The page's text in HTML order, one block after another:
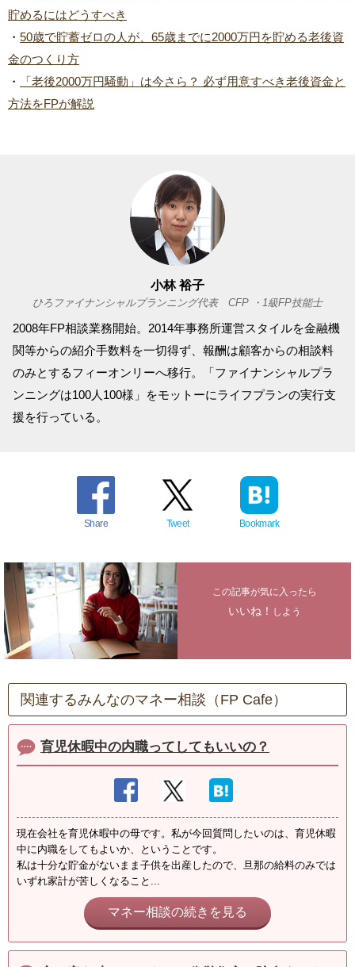
貯めるにはどうすべき
・ 50歳で貯蓄ゼロの人が、65歳までに2000万円を貯める老後資
金のつくり方
・
「老後2000万円騒動」は今さら？ 必ず用意すべき老後資金と
方法をFPが解説
小林 裕子
ひろファイナンシャルプランニング代表 CFP ・1級FP技能士
2008年FP相談業務開始。2014年事務所運営スタイルを金融機
関等からの紹介手数料を一切得ず、報酬は顧客からの相談料
のみとするフィーオンリーへ移行。「ファイナンシャルプラ
ンニングは100人100様」をモットーにライフプランの実行支
援を行っている。
Share Tweet Bookmark
この記事が気に入ったら
いいね！ しよう
関連するみんなのマネー相談（FP Cafe）
育児休暇中の内職ってしてもいいの？
現在会社を育児休暇中の母です。私が今回質問したいのは、育児休暇
中に内職をしてもよいか、ということです。
私は十分な貯金がないまま子供を出産したので、旦那の給料のみでは
いずれ家計が苦しくなること...
マネー相談の続きを見る